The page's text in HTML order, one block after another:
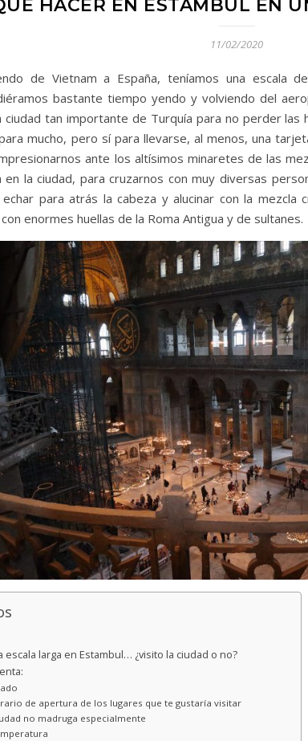
HACER EN ESTAMBUL EN
11/02/2020
de Vietnam a España, teníamos una escala
bastante tiempo yendo y volviendo del
ciudad tan importante de Turquía para no perder las
mucho, pero sí para llevarse, al menos, una
ante los altísimos minaretes de las
en la ciudad, para cruzarnos con muy diversas
para atrás la cabeza y alucinar con la mezcla
enormes huellas de la Roma Antigua y de sultanes.
escala larga en Estambul… ¿visito la ciudad o no?
de apertura de los lugares que te gustaría visitar
no madruga especialmente